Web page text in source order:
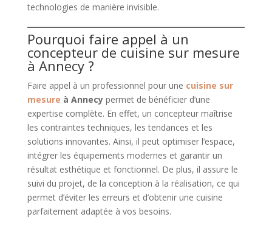
technologies de manière invisible.
Pourquoi faire appel à un
concepteur de cuisine sur mesure
à Annecy ?
Faire appel à un professionnel pour une cuisine sur
mesure à Annecypermet de bénéficier d’une
expertise complète. En effet, un concepteur maîtrise
les contraintes techniques, les tendances et les
solutions innovantes. Ainsi, il peut optimiser l’espace,
intégrer les équipements modernes et garantir un
résultat esthétique et fonctionnel. De plus, il assure le
suivi du projet, de la conception à la réalisation, ce qui
permet d’éviter les erreurs et d’obtenir une cuisine
parfaitement adaptée à vos besoins.